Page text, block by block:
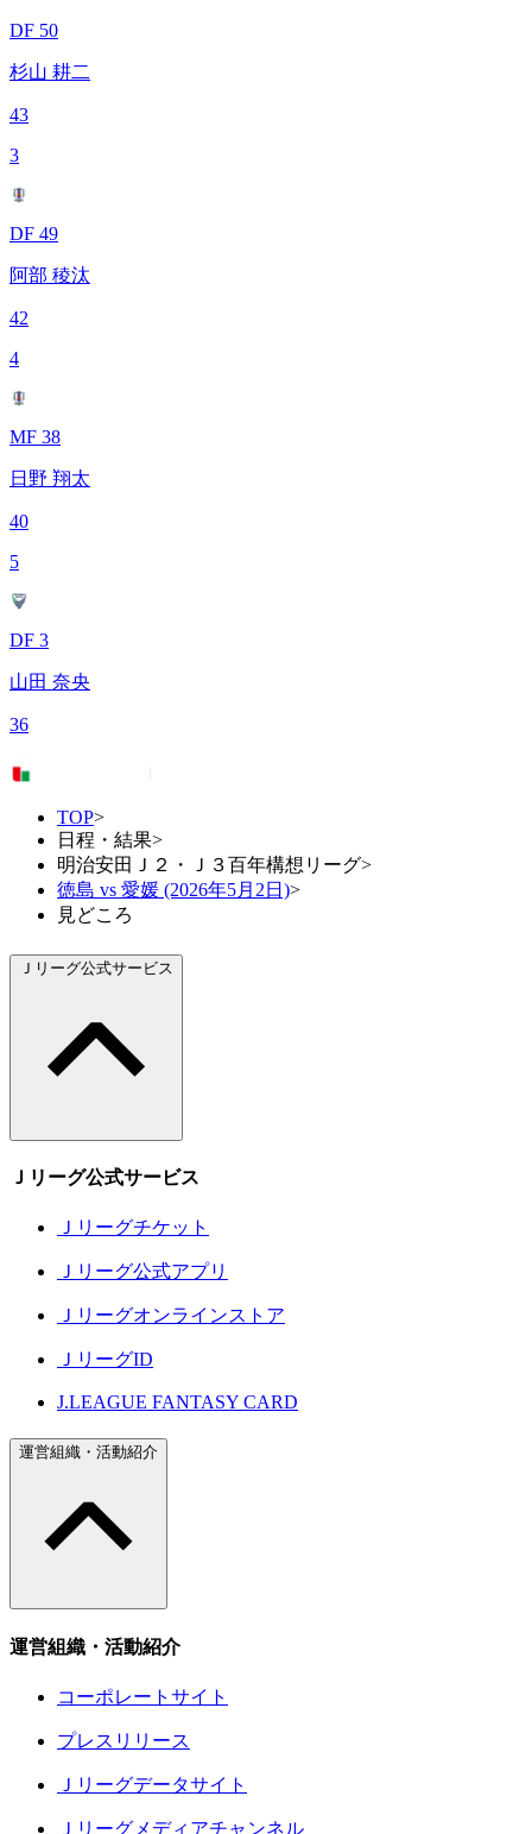
DF 50
杉山 耕二
43
3
DF 49
阿部 稜汰
42
4
MF 38
日野 翔太
40
5
DF 3
山田 奈央
36
TOP>
日程・結果>
明治安田Ｊ２・Ｊ３百年構想リーグ>
徳島 vs 愛媛 (2026年5月2日)>
見どころ
Ｊリーグ公式サービス
Ｊリーグ公式サービス
Ｊリーグチケット
Ｊリーグ公式アプリ
Ｊリーグオンラインストア
ＪリーグID
J.LEAGUE FANTASY CARD
運営組織・活動紹介
運営組織・活動紹介
コーポレートサイト
プレスリリース
Ｊリーグデータサイト
Ｊリーグメディアチャンネル